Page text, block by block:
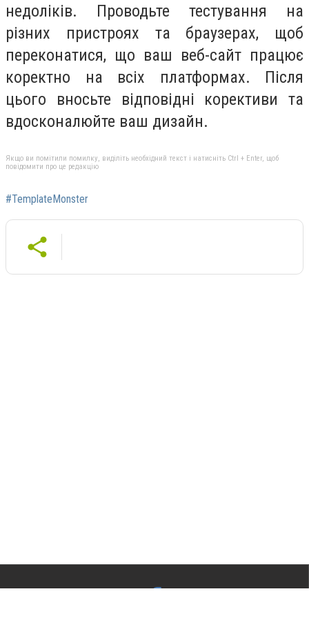
недоліків. Проводьте тестування на
різних пристроях та браузерах, щоб
переконатися, що ваш веб-сайт працює
коректно на всіх платформах. Після
цього вносьте відповідні корективи та
вдосконалюйте ваш дизайн.
Якщо ви помітили помилку, виділіть необхідний текст і натисніть Ctrl + Enter, щоб
повідомити про це редакцію
#TemplateMonster